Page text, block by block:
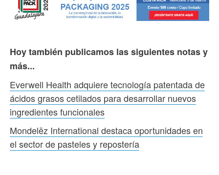
Hoy también publicamos las siguientes notas y
más...
Everwell Health adquiere tecnología patentada de
ácidos grasos cetilados para desarrollar nuevos
ingredientes funcionales
Mondelēz International destaca oportunidades en
el sector de pasteles y repostería